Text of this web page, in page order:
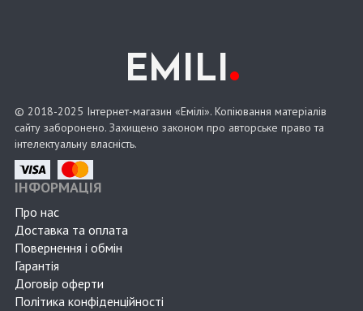
EMILI.
© 2018-2025 Інтернет-магазин «Емілі». Копіювання матеріалів
сайту заборонено. Захищено законом про авторське право та
інтелектуальну власність.
ІНФОРМАЦІЯ
Про нас
Доставка та оплата
Повернення і обмін
Гарантія
Договір оферти
Політика конфіденційності